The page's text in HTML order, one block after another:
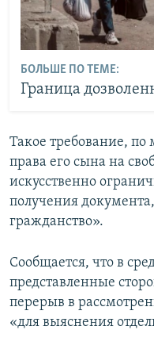
БОЛЬШЕ ПО ТЕМЕ:
Граница
Такое требование,
права его сына на
искусственно
получения
гражданство».
Сообщается, что в
представленные
перерыв в
«для выяснения